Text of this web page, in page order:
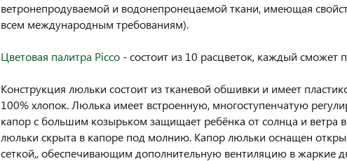
ветронепродуваемой и водонепронецаемой ткани, имеющая
всем международным требованиям).
Цветовая палитра Picco - состоит из 10 расцветок, каждый сможет
Конструкция люльки состоит из тканевой обшивки и имеет
100% хлопок. Люлька имеет встроенную, многоступенчатую
капор с большим козырьком защищает ребёнка от солнца и ветра
люльки скрыта в капоре под молнию. Капор люльки оснащен
сеткой,, обеспечивающим дополнительную вентиляцию в жаркие